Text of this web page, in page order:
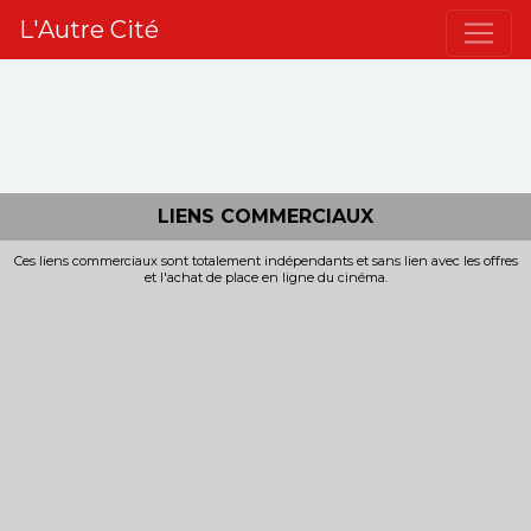
L'Autre Cité
LIENS COMMERCIAUX
Ces liens commerciaux sont totalement indépendants et sans lien avec les offres
et l'achat de place en ligne du cinéma.